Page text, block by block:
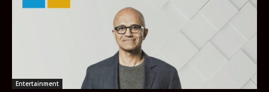
Entertainment